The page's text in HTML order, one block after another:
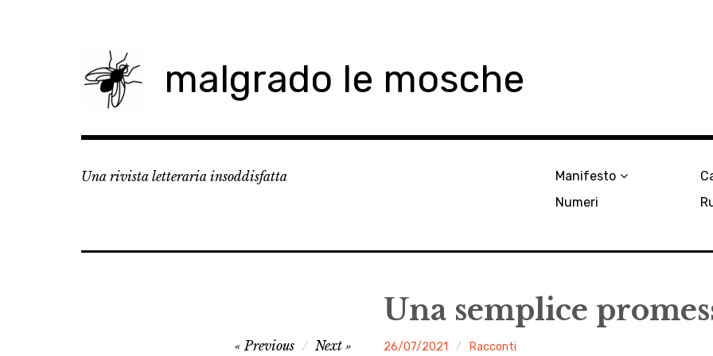
malgrado le mosche
Una rivista letteraria insoddisfatta
Manifesto
Numeri
Una semplice
malgrado
26/07/2021 Racconti
Previous Next